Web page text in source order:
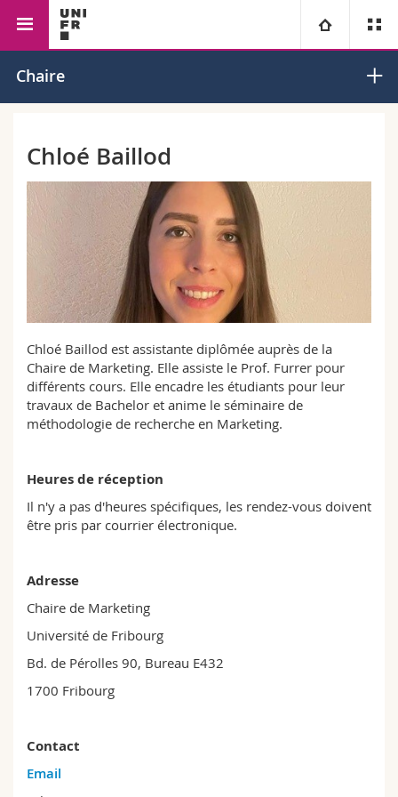
Université
Campus
Recherche
Université
Formation continue
Théologie
Droit
Sciences économiques et sociales et management
Lettres et sciences humaines
Sciences de l'éducation et de la formation
Sciences et médecine
Vous êtes
Futurs étudiants
Etudiants
Médias
Chercheurs
Collaborateurs
Ressources
Annuaire du personnel
Plan d'accès
Bibliothèques
Webmail
MyUnifr
Faculté des sciences économiques
Marketing
Chaire
Chloé Baillod
Chloé Baillod est assistante diplômée auprès de la
Chaire de Marketing. Elle assiste le Prof. Furrer pour
différents cours. Elle encadre les étudiants pour leur
travaux de Bachelor et anime le séminaire de
méthodologie de recherche en Marketing.
Heures de réception
Il n'y a pas d'heures spécifiques, les rendez-vous doivent
être pris par courrier électronique.
Adresse
Chaire de Marketing
Université de Fribourg
Bd. de Pérolles 90, Bureau E432
1700 Fribourg
Contact
Email